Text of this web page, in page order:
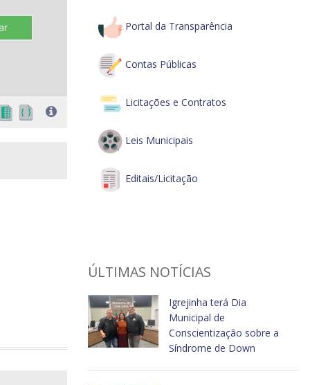
Portal da Transparência
Contas Públicas
Licitações e Contratos
Leis Municipais
Editais/Licitação
ÚLTIMAS NOTÍCIAS
Igrejinha terá Dia
Municipal de
Conscientização sobre a
Síndrome de Down